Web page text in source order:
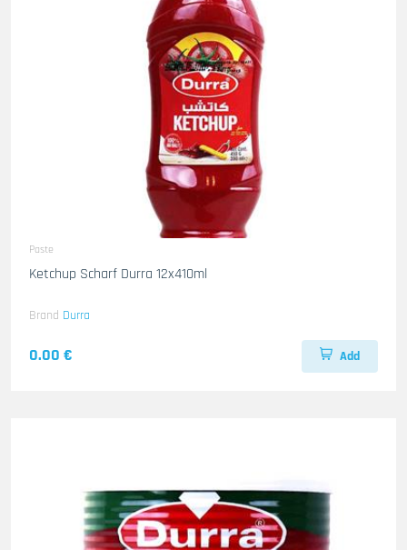
Paste
Ketchup Scharf Durra 12x410ml
Brand Durra
0.00 € Add